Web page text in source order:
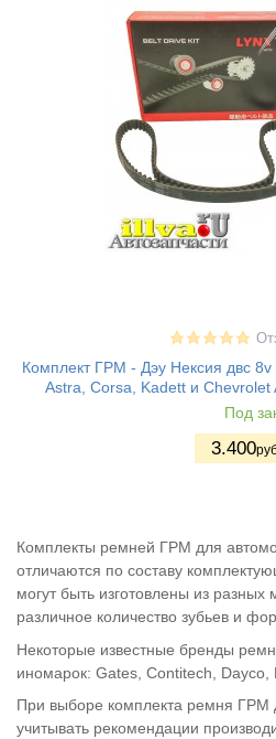
Комплект ГРМ - Дэу Нексия двс
Astra, Corsa, Kadett и Chevrolet
Под
3.400
Комплекты ремней ГРМ для
отличаются по составу
могут быть изготовлены из разных
различное количество зубьев и
Некоторые известные бренды
иномарок: Gates, Contitech, Dayco,
При выборе комплекта ремня ГРМ
учитывать рекомендации